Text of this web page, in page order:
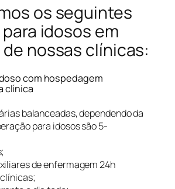
os seguintes
idosos em
nossas clínicas:
com hospedagem
clínica
balanceadas, dependendo da
para idosos são 5-
de enfermagem 24h